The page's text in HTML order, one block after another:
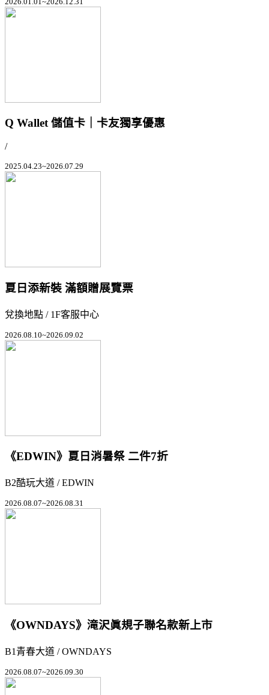
Q Wallet 儲值卡｜卡友獨享優惠
/
2025.04.23~2026.07.29
夏日添新裝 滿額贈展覽票
兌換地點 / 1F客服中心
2026.08.10~2026.09.02
《EDWIN》夏日消暑祭 二件7折
B2酷玩大道 / EDWIN
2026.08.07~2026.08.31
《OWNDAYS》滝沢眞規子聯名款新上市
B1青春大道 / OWNDAYS
2026.08.07~2026.09.30